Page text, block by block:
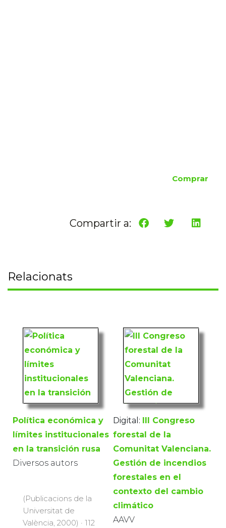
Comprar
Compartir a:
Relacionats
Política económica y
límites institucionales
en la transición rusa
Diversos autors
(Publicacions de la
Universitat de
València, 2000) · 112
Digital:
III Congreso
forestal de la
Comunitat Valenciana.
Gestión de incendios
forestales en el
contexto del cambio
climático
AAVV